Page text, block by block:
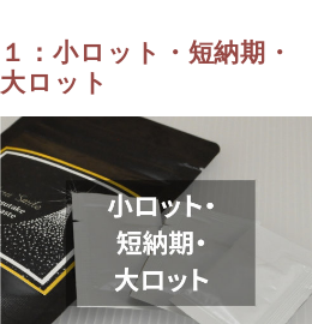
１：小ロット・短納期・
大ロット